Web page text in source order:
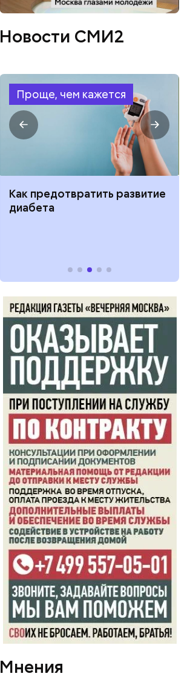
Новости СМИ2
Проще, чем кажется
Как предотвратить развитие
диабета
Мнения